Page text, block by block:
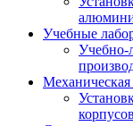
Учебные
Учебно-
Механическая